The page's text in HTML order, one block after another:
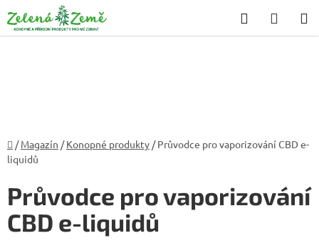
na
obsah
Hledat
KOŠÍK
Domů
/ Magazín / Konopné produkty / Průvodce pro vaporizování CBD e-
liquidů
Průvodce pro vaporizování
CBD e-liquidů